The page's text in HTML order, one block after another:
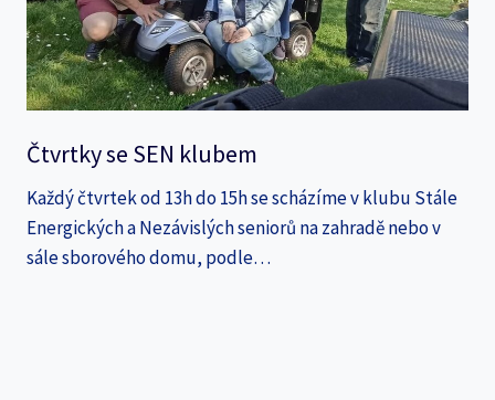
Čtvrtky se SEN klubem
Každý čtvrtek od 13h do 15h se scházíme v klubu Stále
Energických a Nezávislých seniorů na zahradě nebo v
sále sborového domu, podle…